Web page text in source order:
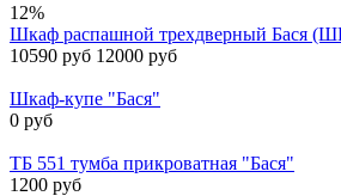
12%
Шкаф распашной трехдверный Бася
10590 руб 12000 руб
Шкаф-купе "Бася"
0 руб
ТБ 551 тумба прикроватная "Бася"
1200 руб